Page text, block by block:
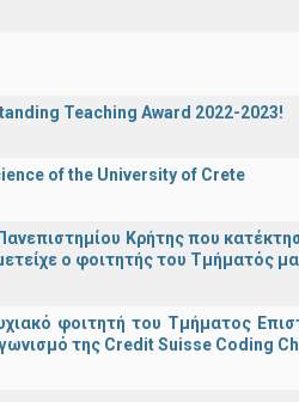
Teaching Award 2022-2023!
of the University of Crete
Κρήτης που
ο φοιτητής του Τμήματός
φοιτητή του Τμήματος
της Credit Suisse Coding